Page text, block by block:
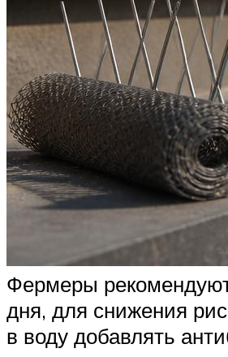
Фермеры
дня, для снижения
в воду добавлять